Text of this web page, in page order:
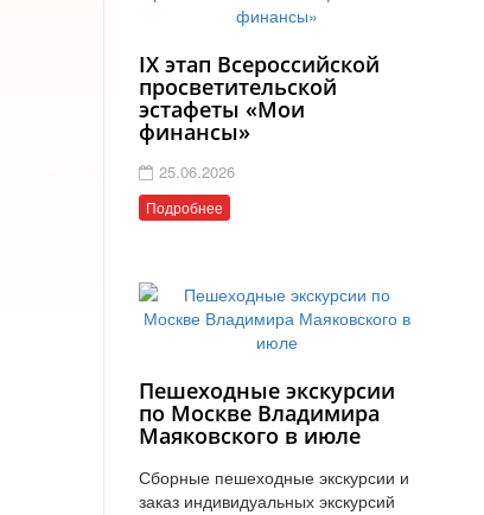
IX этап Всероссийской
просветительской
эстафеты «Мои
финансы»
25.06.2026
Подробнее
Пешеходные экскурсии
по Москве Владимира
Маяковского в июле
Сборные пешеходные экскурсии и
заказ индивидуальных экскурсий